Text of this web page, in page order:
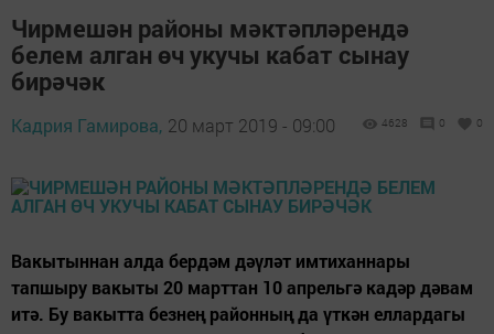
Чирмешән районы мәктәпләрендә
белем алган өч укучы кабат сынау
бирәчәк
Кадрия Гамирова, 20 март 2019 - 09:00 4628 0 0
Вакытыннан алда бердәм дәүләт имтиханнары
тапшыру вакыты 20 марттан 10 апрельгә кадәр дәвам
итә. Бу вакытта безнең районның да үткән еллардагы